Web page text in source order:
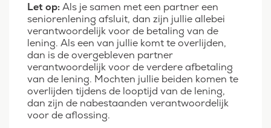
Let op:Als je samen met een partner een
seniorenlening afsluit, dan zijn jullie allebei
verantwoordelijk voor de betaling van de
lening. Als een van jullie komt te overlijden,
dan is de overgebleven partner
verantwoordelijk voor de verdere afbetaling
van de lening. Mochten jullie beiden komen te
overlijden tijdens de looptijd van de lening,
dan zijn de nabestaanden verantwoordelijk
voor de aflossing.